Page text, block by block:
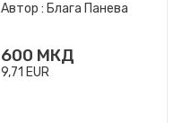
Автор : Блага Панева
600 МКД
9,71 EUR